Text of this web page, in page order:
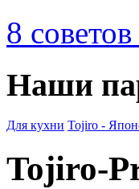
8
Наши
Для кухни Tojiro -
Tojiro-